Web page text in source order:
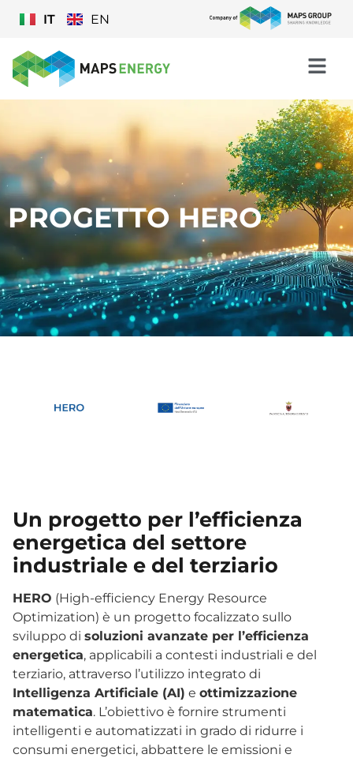
IT EN
PROGETTO HERO
Un progetto per l’efficienza
energetica del settore
industriale e del terziario
HERO (High-efficiency Energy Resource
Optimization) è un progetto focalizzato sullo
sviluppo di soluzioni avanzate per l’efficienza
energetica, applicabili a contesti industriali e del
terziario, attraverso l’utilizzo integrato di
Intelligenza Artificiale (AI) e ottimizzazione
matematica. L’obiettivo è fornire strumenti
intelligenti e automatizzati in grado di ridurre i
consumi energetici, abbattere le emissioni e